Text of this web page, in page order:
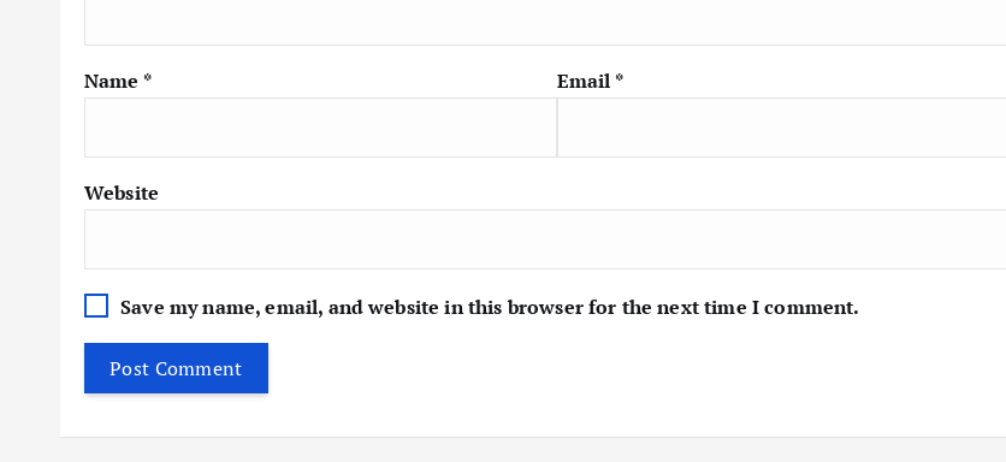
Name * Email *
Website
Save my name, email, and website in this browser for the next time I comment.